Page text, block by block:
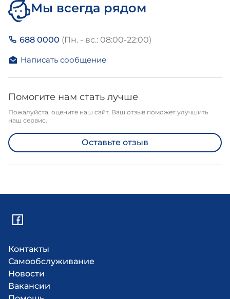
Мы всегда рядом
688 0000 (Пн. - вс.: 08:00-22:00)
Написать сообщение
Помогите нам стать лучше
Пожалуйста, оцените наш сайт, Ваш отзыв поможет улучшить
наш сервис.
Оставьте отзыв
Контакты
Самообслуживание
Новости
Вакансии